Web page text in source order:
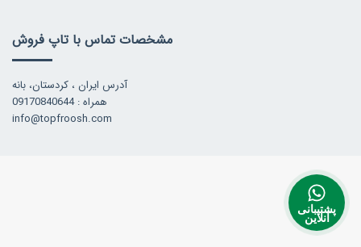
مشخصات تماس با تاپ فروش
آدرس ایران ، کردستان، بانه
همراه : 09170840644
info@topfroosh.com
پشتیبانی
آنلاین